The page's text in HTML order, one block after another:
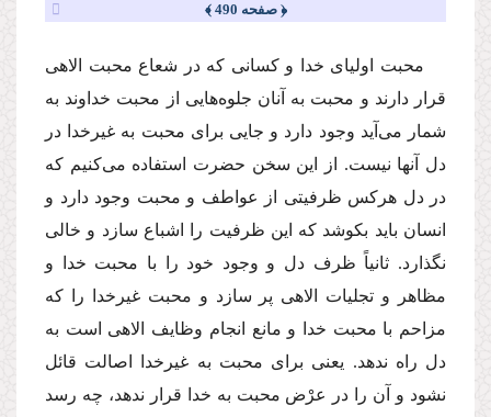
﴿ صفحه 490 ﴾
محبت اولیای خدا و کسانی که در شعاع محبت الاهی
قرار دارند و محبت به آنان جلوه‌هایی از محبت خداوند به
شمار می‌آید وجود دارد و جایی برای محبت به غیرخدا در
دل آنها نیست. از این سخن حضرت استفاده می‌کنیم که
در دل هرکس ظرفیتی از عواطف و محبت وجود دارد و
انسان باید بکوشد که این ظرفیت را اشباع سازد و خالی
نگذارد. ثانیاً ظرف دل و وجود خود را با محبت خدا و
مظاهر و تجلیات الاهی پر سازد و محبت غیرخدا را که
مزاحم با محبت خدا و مانع انجام وظایف الاهی است به
دل راه ندهد. یعنی برای محبت به غیرخدا اصالت قائل
نشود و آن ‌را در عرْض محبت به خدا قرار ندهد، چه رسد